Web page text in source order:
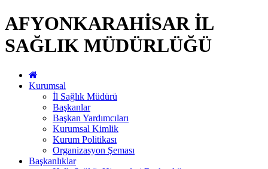
AFYONKARAHİSAR İL
SAĞLIK MÜDÜRLÜĞÜ
Kurumsal
İl Sağlık Müdürü
Başkanlar
Başkan Yardımcıları
Kurumsal Kimlik
Kurum Politikası
Organizasyon Şeması
Başkanlıklar